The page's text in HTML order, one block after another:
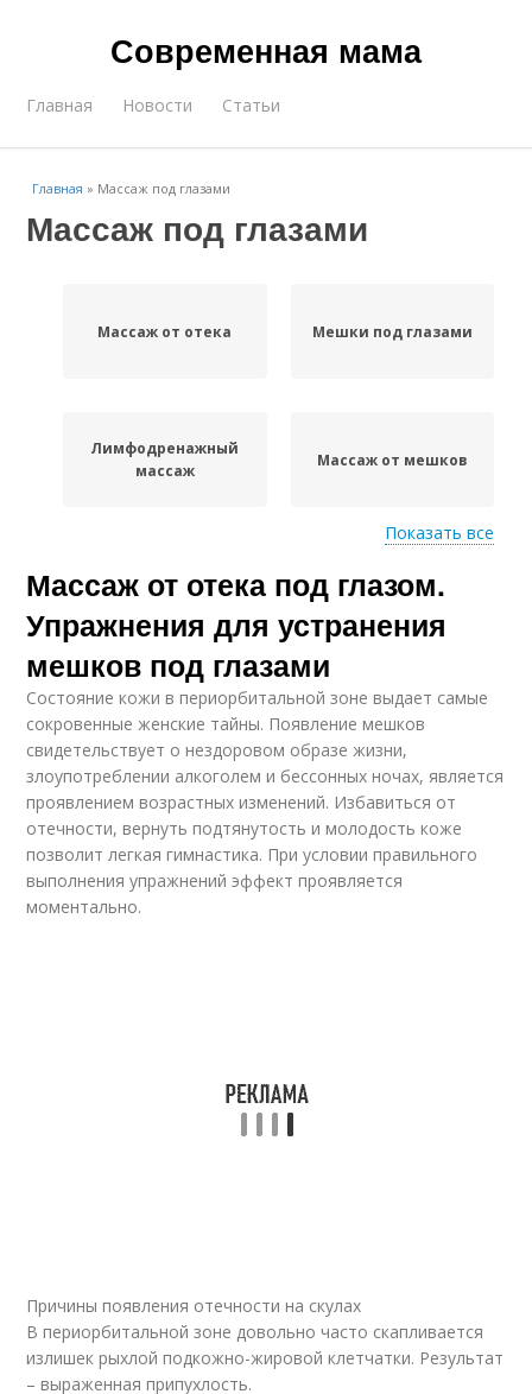
Современная мама
Главная Новости Статьи
Главная » Массаж под глазами
Массаж под глазами
Массаж от отека Мешки под глазами
Лимфодренажный
массаж
Массаж от мешков
Японский массаж
Показать все
Массаж от отека под глазом.
Упражнения для устранения
мешков под глазами
Состояние кожи в периорбитальной зоне выдает самые
сокровенные женские тайны. Появление мешков
свидетельствует о нездоровом образе жизни,
злоупотреблении алкоголем и бессонных ночах, является
проявлением возрастных изменений. Избавиться от
отечности, вернуть подтянутость и молодость коже
позволит легкая гимнастика. При условии правильного
выполнения упражнений эффект проявляется
моментально.
Причины появления отечности на скулах
В периорбитальной зоне довольно часто скапливается
излишек рыхлой подкожно-жировой клетчатки. Результат
– выраженная припухлость.